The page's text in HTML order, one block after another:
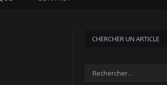
CHERCHER UN ARTICLE